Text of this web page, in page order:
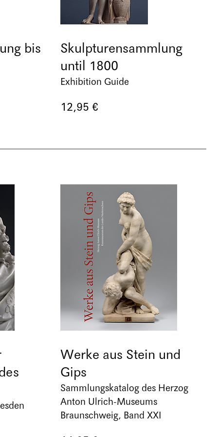
bis
Skulpturensammlung
until 1800
Exhibition Guide
12,95 €
Werke aus Stein und
Gips
Sammlungskatalog des Herzog
Anton Ulrich-Museums
Braunschweig, Band XXI